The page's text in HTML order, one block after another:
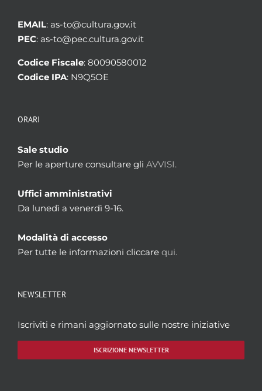
EMAIL: as-to@cultura.gov.it
PEC: as-to@pec.cultura.gov.it
Codice Fiscale: 80090580012
Codice IPA: N9Q5OE
ORARI
Sale studio
Per le aperture consultare gli AVVISI.
Uffici amministrativi
Da lunedì a venerdì 9-16.
Modalità di accesso
Per tutte le informazioni cliccare qui.
NEWSLETTER
Iscriviti e rimani aggiornato sulle nostre iniziative
ISCRIZIONE NEWSLETTER